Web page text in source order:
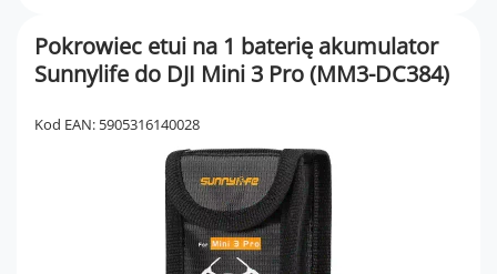
Pokrowiec etui na 1 baterię akumulator
Sunnylife do DJI Mini 3 Pro (MM3-DC384)
Kod EAN: 5905316140028